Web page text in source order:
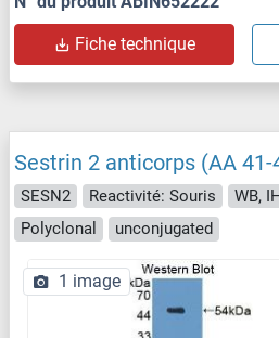
Fiche technique
Sestrin 2 anticorps (AA 41-
SESN2 Reactivité: Souris WB,
Polyclonal
unconjugated
1 image